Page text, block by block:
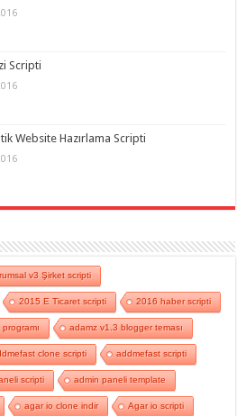
Scripti
Website Hazırlama Scripti
v3 Şirket scripti
2015 E Ticaret scripti 2016 haber scripti
adamz v1.3 blogger teması
clone scripti addmefast scripti
scripti admin paneli template
agar io clone indir Agar io scripti